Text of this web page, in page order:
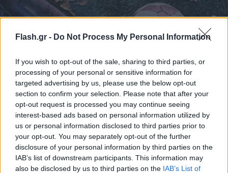
Flash.gr - Do Not Process My Personal Information
If you wish to opt-out of the sale, sharing to third parties, or
processing of your personal or sensitive information for
targeted advertising by us, please use the below opt-out
section to confirm your selection. Please note that after your
opt-out request is processed you may continue seeing
interest-based ads based on personal information utilized by
us or personal information disclosed to third parties prior to
your opt-out. You may separately opt-out of the further
disclosure of your personal information by third parties on the
IAB’s list of downstream participants. This information may
also be disclosed by us to third parties on the IAB’s List of
Άρειος Πάγος: Έρευνα για φαινόμενα διαφθοράς
στο ελληνικό ποδόσφαιρο
03.11.2023 13:48